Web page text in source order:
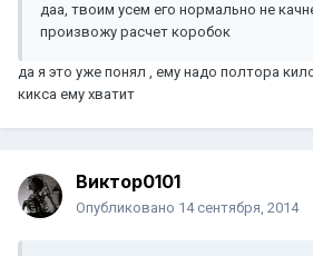
даа, твоим усем его нормально не
произвожу расчет коробок
да я это уже понял , ему надо полтора
кикса ему хватит
Виктор0101
Опубликовано 14 сентября, 2014